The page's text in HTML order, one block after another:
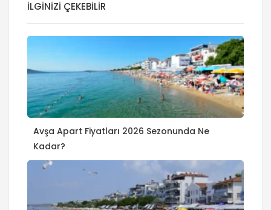
İLGINIZI ÇEKEBILIR
Avşa Apart Fiyatları 2026 Sezonunda Ne
Kadar?